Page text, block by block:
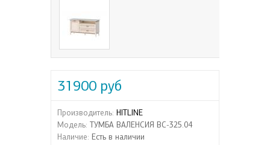
31900 руб
Производитель: HITLINE
Модель: ТУМБА ВАЛЕНСИЯ ВС-325.04
Наличие: Есть в наличии